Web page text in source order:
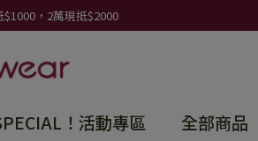
，2萬現抵$2000
！活動專區 全部商品